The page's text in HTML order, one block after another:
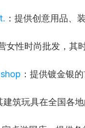
：提供创意用品、
女性时尚批发，其
：提供镀金银
建筑玩具在全国各